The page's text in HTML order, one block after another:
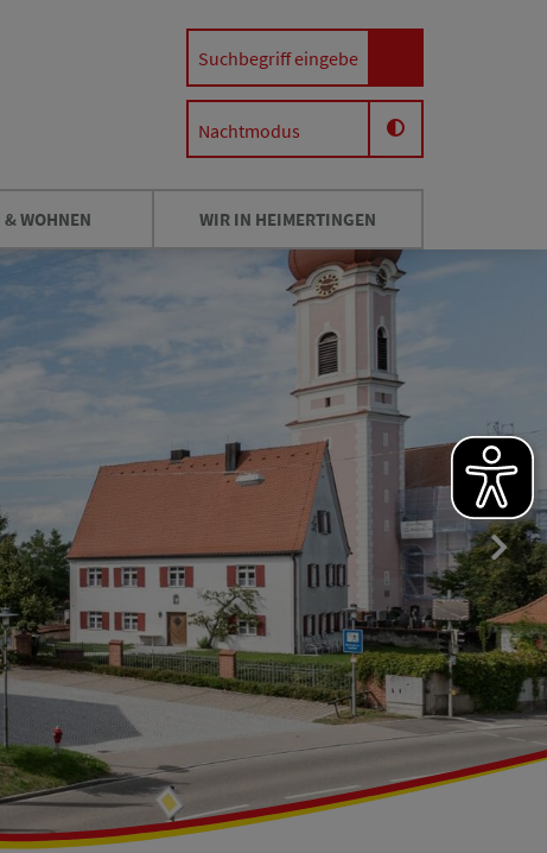
& WOHNEN WIR IN HEIMERTINGEN
Nachtmodus